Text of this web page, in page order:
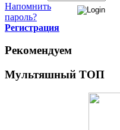
Напомнить
пароль?
Регистрация
Рекомендуем
Мультяшный ТОП